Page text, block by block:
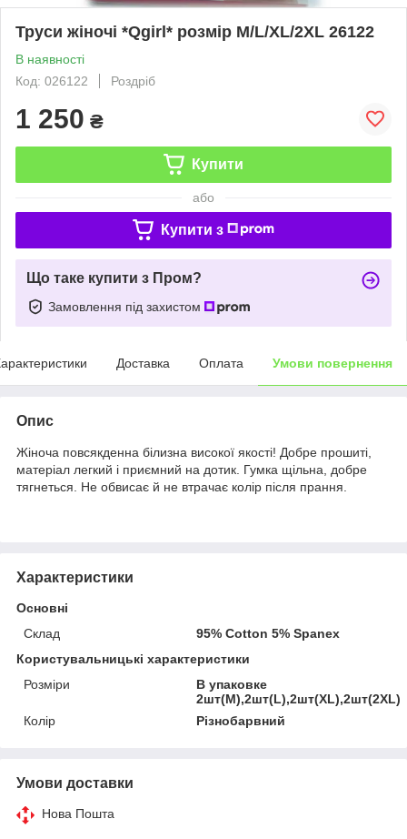
Труси жіночі *Qgirl* розмір M/L/XL/2XL 26122
В наявності
Код: 026122
Роздріб
1 250 ₴
Купити
або
Купити з
Що таке купити з Пром?
Замовлення під захистом
Доставка Оплата Умови повернення
Опис
Жіноча повсякденна білизна високої якості! Добре прошиті,
матеріал легкий і приємний на дотик. Гумка щільна, добре
тягнеться. Не обвисає й не втрачає колір після прання.
Характеристики
Основні
Склад
95% Cotton 5% Spanex
Користувальницькі характеристики
Розміри
В упаковке
2шт(М),2шт(L),2шт(XL),2шт(2XL)
Колір
Різнобарвний
Умови доставки
Нова Пошта